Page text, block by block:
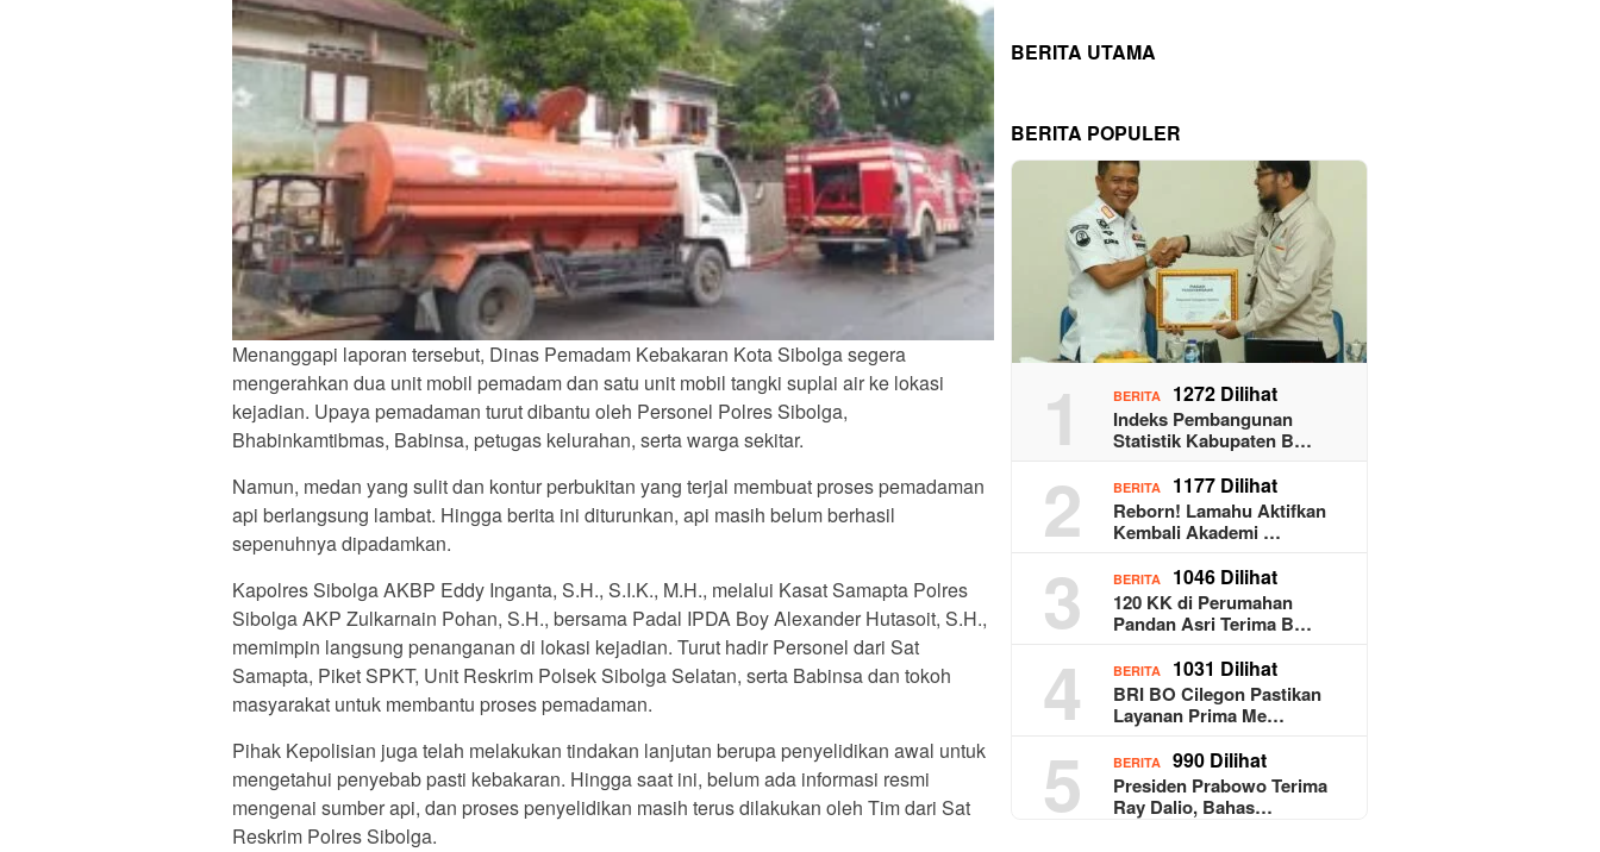
Menanggapi laporan tersebut, Dinas Pemadam Kebakaran Kota Sibolga segera
mengerahkan dua unit mobil pemadam dan satu unit mobil tangki suplai air ke lokasi
kejadian. Upaya pemadaman turut dibantu oleh Personel Polres Sibolga,
Bhabinkamtibmas, Babinsa, petugas kelurahan, serta warga sekitar.
Namun, medan yang sulit dan kontur perbukitan yang terjal membuat proses pemadaman
api berlangsung lambat. Hingga berita ini diturunkan, api masih belum berhasil
sepenuhnya dipadamkan.
Kapolres Sibolga AKBP Eddy Inganta, S.H., S.I.K., M.H., melalui Kasat Samapta Polres
Sibolga AKP Zulkarnain Pohan, S.H., bersama Padal IPDA Boy Alexander Hutasoit, S.H.,
memimpin langsung penanganan di lokasi kejadian. Turut hadir Personel dari Sat
Samapta, Piket SPKT, Unit Reskrim Polsek Sibolga Selatan, serta Babinsa dan tokoh
masyarakat untuk membantu proses pemadaman.
Pihak Kepolisian juga telah melakukan tindakan lanjutan berupa penyelidikan awal untuk
mengetahui penyebab pasti kebakaran. Hingga saat ini, belum ada informasi resmi
mengenai sumber api, dan proses penyelidikan masih terus dilakukan oleh Tim dari Sat
Reskrim Polres Sibolga.
BERITA UTAMA
BERITA POPULER
1 BERITA 1272 Dilihat
Indeks Pembangunan
Statistik Kabupaten B…
2 BERITA 1177 Dilihat
Reborn! Lamahu Aktifkan
Kembali Akademi …
3 BERITA 1046 Dilihat
120 KK di Perumahan
Pandan Asri Terima B…
4 BERITA 1031 Dilihat
BRI BO Cilegon Pastikan
Layanan Prima Me…
5 BERITA 990 Dilihat
Presiden Prabowo Terima
Ray Dalio, Bahas…